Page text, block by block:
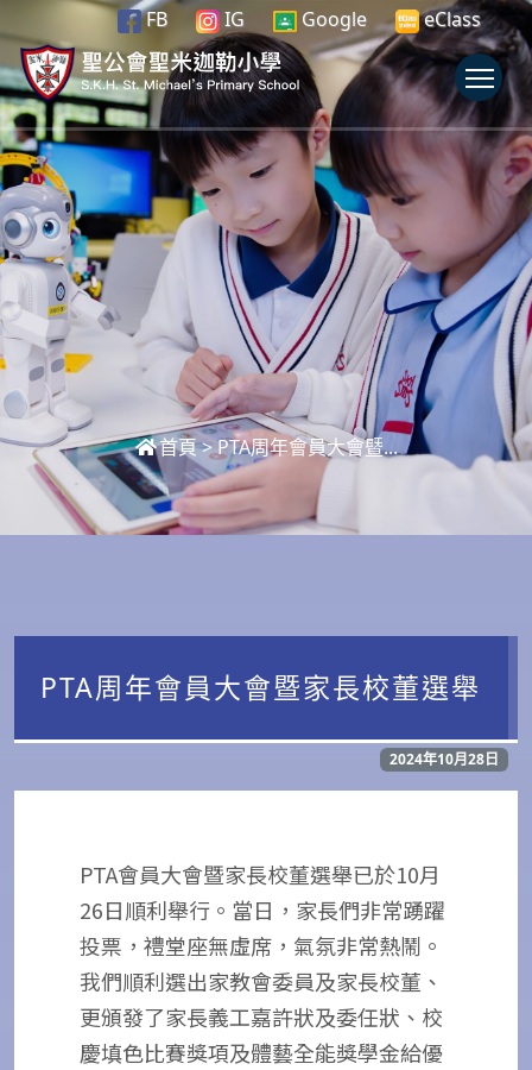
FB IG Google eClass
首頁>PTA周年會員大會暨...
PTA周年會員大會暨家長校董選舉
2024年10月28日
PTA會員大會暨家長校董選舉已於10月
26日順利舉行。當日，家長們非常踴躍
投票，禮堂座無虛席，氣氛非常熱鬧。
我們順利選出家教會委員及家長校董、
更頒發了家長義工嘉許狀及委任狀、校
慶填色比賽獎項及體藝全能獎學金給優